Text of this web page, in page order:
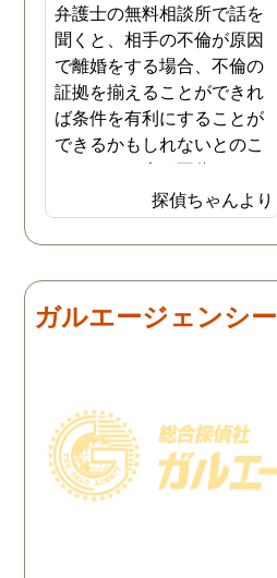
弁護士の無料相談所で話を
聞くと、相手の不倫が原因
で離婚をする場合、不倫の
証拠を揃えることができれ
ば条件を有利にすることが
できるかもしれないとのこ
とでした。夫が不倫をして
いるのは確実なのですが、
私の証言だけでは効力が弱
いようです。弁護士のアド
の証拠を集めてもらうこと
にしました。夫は私への関
とはしょっちゅうです。次
の休みも休日出勤と称して
家を空けているので、この
日に証拠集めをお願いしま
探偵ちゃんより
ガルエージェンシー